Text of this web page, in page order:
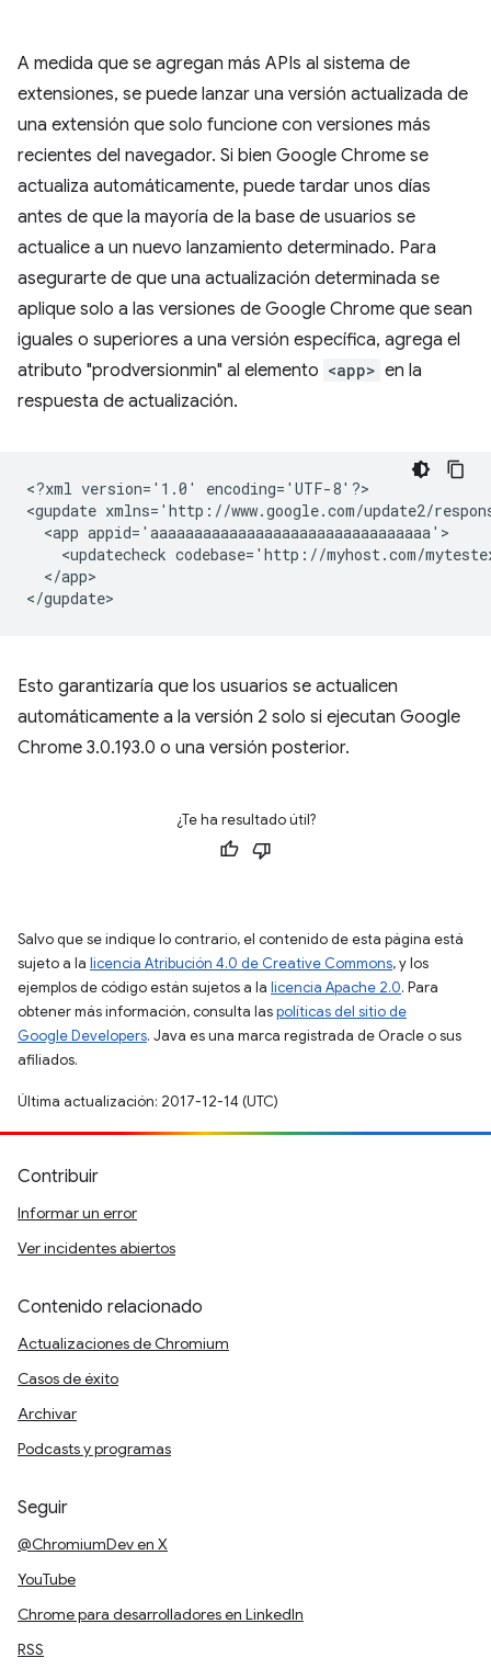
A medida que se agregan más APIs al sistema de
extensiones, se puede lanzar una versión actualizada de
una extensión que solo funcione con versiones más
recientes del navegador. Si bien Google Chrome se
actualiza automáticamente, puede tardar unos días
antes de que la mayoría de la base de usuarios se
actualice a un nuevo lanzamiento determinado. Para
asegurarte de que una actualización determinada se
aplique solo a las versiones de Google Chrome que sean
iguales o superiores a una versión específica, agrega el
atributo "prodversionmin" al elemento <app> en la
respuesta de actualización.
<?xml version='1.0'
encoding='UTF-8'?>
<gupdate xmlns='http://www.google.com/update2/
<app
<updatecheck codebase='http://myhost.com/
</app>
Esto garantizaría que los usuarios se actualicen
automáticamente a la versión 2 solo si ejecutan Google
Chrome 3.0.193.0 o una versión posterior.
¿Te ha resultado útil?
Salvo que se indique lo contrario, el contenido de esta página está
sujeto a la licencia Atribución 4.0 de Creative Commons, y los
ejemplos de código están sujetos a la licencia Apache 2.0. Para
obtener más información, consulta laspolíticas del sitio de
Google Developers. Java es una marca registrada de Oracle o sus
afiliados.
Última actualización: 2017-12-14 (UTC)
Contribuir
Informar un error
Ver incidentes abiertos
Contenido relacionado
Actualizaciones de Chromium
Casos de éxito
Archivar
Podcasts y programas
Seguir
@ChromiumDev en X
YouTube
Chrome para desarrolladores en LinkedIn
RSS